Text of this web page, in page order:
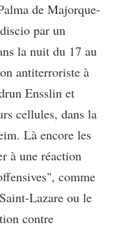
de Majorque-
par un
la nuit du 17 au
antiterroriste à
Ensslin et
cellules, dans la
Là encore les
à une réaction
comme
Lazare ou le
contre